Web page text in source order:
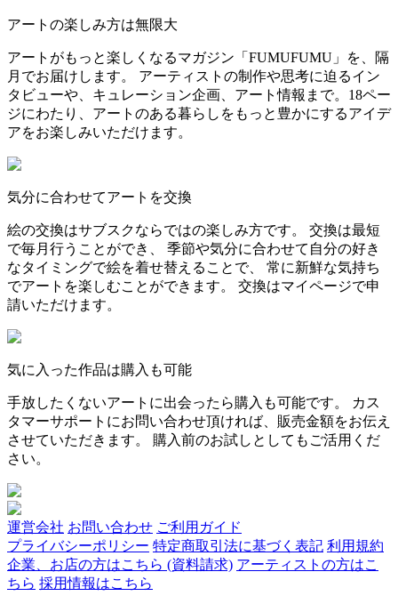
アートの楽しみ方は無限大
アートがもっと楽しくなるマガジン「FUMUFUMU」を、隔
月でお届けします。 アーティストの制作や思考に迫るイン
タビューや、キュレーション企画、アート情報まで。18ペー
ジにわたり、アートのある暮らしをもっと豊かにするアイデ
アをお楽しみいただけます。
気分に合わせてアートを交換
絵の交換はサブスクならではの楽しみ方です。 交換は最短
で毎月行うことができ、 季節や気分に合わせて自分の好き
なタイミングで絵を着せ替えることで、 常に新鮮な気持ち
でアートを楽しむことができます。 交換はマイページで申
請いただけます。
気に入った作品は購入も可能
手放したくないアートに出会ったら購入も可能です。 カス
タマーサポートにお問い合わせ頂ければ、販売金額をお伝え
させていただきます。 購入前のお試しとしてもご活用くだ
さい。
運営会社 お問い合わせ ご利用ガイド
プライバシーポリシー 特定商取引法に基づく表記 利用規約
企業、お店の方はこちら (資料請求) アーティストの方はこ
ちら 採用情報はこちら